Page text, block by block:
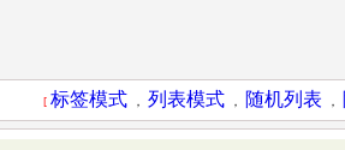
[ 标签模式 ， 列表模式 ， 随机列表 ，